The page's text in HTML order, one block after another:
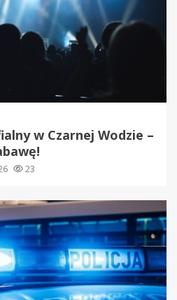
w Czarnej Wodzie –
23